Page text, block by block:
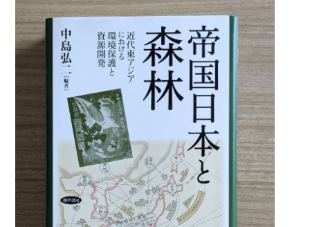
暮らしと健康
ガーデニング
クッキング・レシピ本・グルメ
住まい・インテリア
占い
手芸・クラフト
美容・着物・ファッション
趣味・スポーツ
自転車・サイクリング
キャンプ
他スポーツ
登山・ハイキング・クライミング
資格検定・辞書辞典
公務員・教員採用試験
医療・看護資格